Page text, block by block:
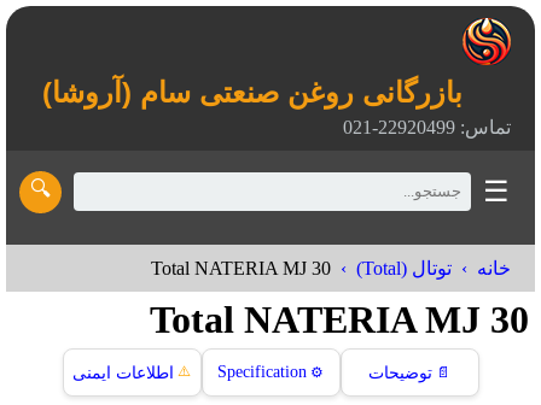
بازرگانی روغن صنعتی سام (آروشا)
تماس: 22920499-021
☰
🔍
خانه توتال (Total) Total NATERIA MJ 30
Total NATERIA MJ 30
📄 توضیحات ⚙️
Specification
⚠️ اطلاعات ایمنی